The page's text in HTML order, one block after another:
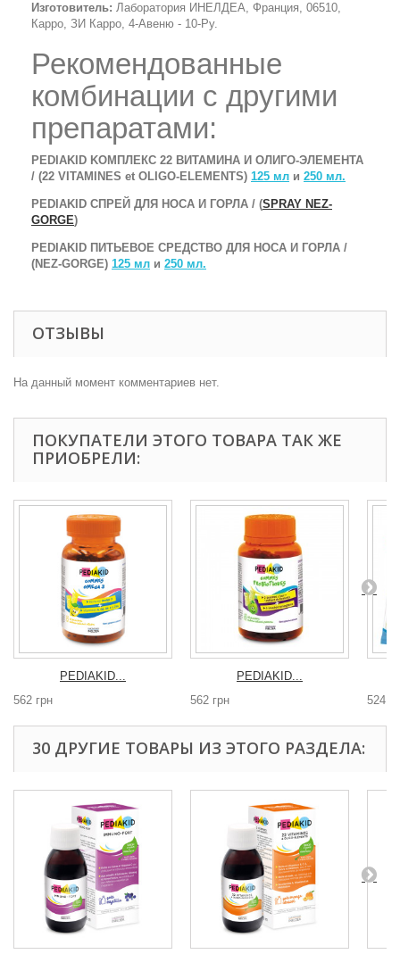
Изготовитель: Лаборатория ИНЕЛДЕА, Франция, 06510,
Карро, ЗИ Карро, 4-Авеню - 10-Ру.
Рекомендованные
комбинации с другими
препаратами:
PEDIAKID KOМПЛЕКС 22 ВИТАМИНА И ОЛИГО-ЭЛЕМЕНTA
/ (22 VITAMINES et OLIGO-ELEMENTS) 125 мл и 250 мл.
PEDIAKID СПРЕЙ ДЛЯ НОСА И ГОРЛА / (SPRAY NEZ-
GORGE)
PEDIAKID ПИТЬЕВОЕ СРЕДСТВО ДЛЯ НОСА И ГОРЛА /
(NEZ-GORGE) 125 мл и 250 мл.
ОТЗЫВЫ
На данный момент комментариев нет.
ПОКУПАТЕЛИ ЭТОГО ТОВАРА ТАК ЖЕ
ПРИОБРЕЛИ:
PEDIAKID...
562 грн
PEDIAKID...
562 грн
524
30 ДРУГИЕ ТОВАРЫ ИЗ ЭТОГО РАЗДЕЛА: